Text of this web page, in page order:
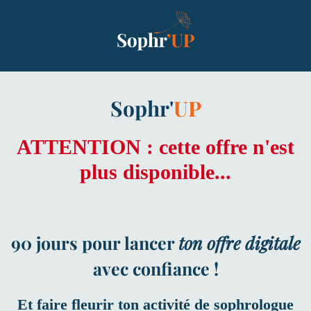
Sophr'UP
ATTENTION : cette offre n'est
plus disponible...
90 jours pour lancerton offre digitale
avec confiance !
Et faire fleurir ton activité de sophrologue